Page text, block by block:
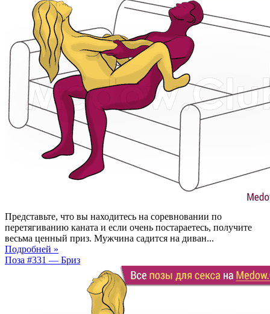
Представьте, что вы находитесь на соревновании по
перетягиванию каната и если очень постараетесь, получите
весьма ценный приз. Мужчина садится на диван...
Подробней »
Поза #331 — Бриз